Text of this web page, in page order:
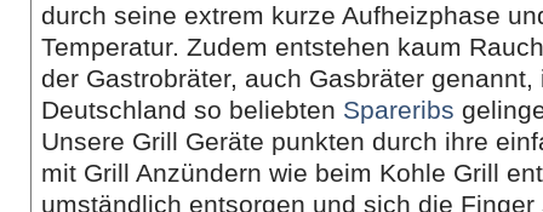
durch seine extrem kurze Aufheizphase
Temperatur. Zudem entstehen kaum
der Gastrobräter, auch Gasbräter
Deutschland so beliebten Spareribs
Unsere Grill Geräte punkten durch ihre
mit Grill Anzündern wie beim Kohle Grill
umständlich entsorgen und sich die